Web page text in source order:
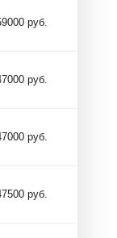
руб.
руб.
руб.
руб.